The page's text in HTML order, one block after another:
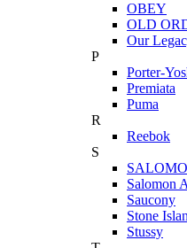
OBEY
OLD
Our
P
Porter-
Premiata
Puma
R
Reebok
S
Salomon
Saucony
Stone
Stussy